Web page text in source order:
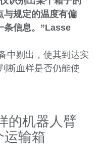
与规定的温度有偏
条信息。”Lasse
中剔出，使其到达实
断血样是否仍能使
的机器人臂
运输箱